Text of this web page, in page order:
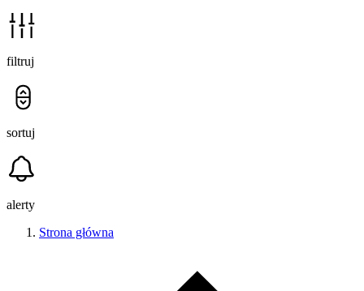
filtruj
sortuj
alerty
Strona główna